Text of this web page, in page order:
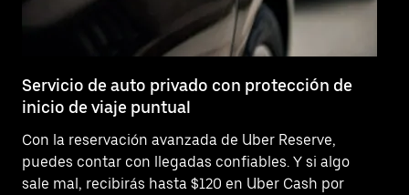
Servicio de auto privado con protección de
inicio de viaje puntual
Con la reservación avanzada de Uber Reserve,
puedes contar con llegadas confiables. Y si algo
sale mal, recibirás hasta $120 en Uber Cash por